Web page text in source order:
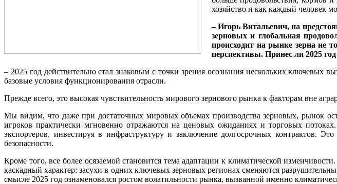
хозяйство и как каждый человек
– Игорь Витальевич, на
зерновых и глобальная
происходит на рынке зерна не
перспективы. Принес ли 2025
– 2025 год действительно стал знаковым с точки зрения осознания нескольких ключевых
базовые условия функционирования отрасли.
Прежде всего, это высокая чувствительность мирового зернового рынка к факторам вне
Мы видим, что даже при достаточных мировых объемах производства зерновых, рынок
игроков практически мгновенно отражаются на ценовых ожиданиях и торговых
экспортеров, инвестируя в инфраструктуру и заключение долгосрочных контрактов.
безопасности.
Кроме того, все более осязаемой становится тема адаптации к климатической
каскадный характер: засухи в одних ключевых зерновых регионах сменяются
смысле 2025 год ознаменовался ростом волатильности рынка, вызванной именно